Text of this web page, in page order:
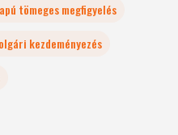
tömeges megfigyelés
kezdeményezés